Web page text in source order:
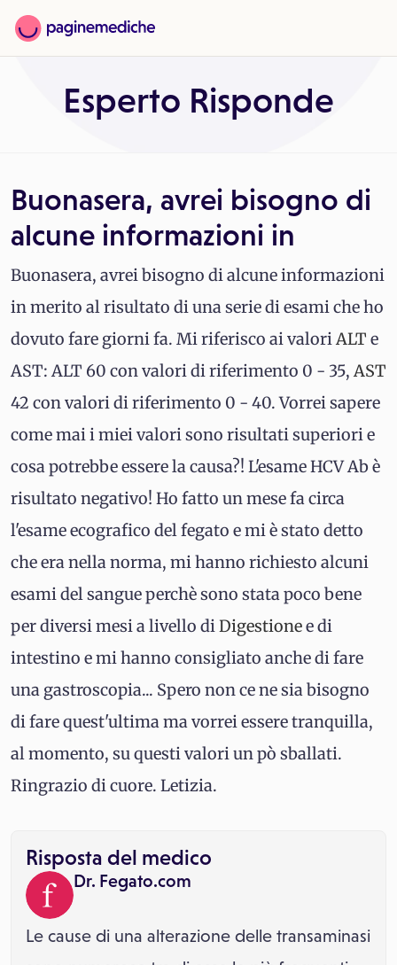
Esperto Risponde
Buonasera, avrei bisogno di
alcune informazioni in
Buonasera, avrei bisogno di alcune informazioni
in merito al risultato di una serie di esami che ho
dovuto fare giorni fa. Mi riferisco ai valoriALT e
AST: ALT 60 con valori di riferimento 0 - 35, AST
42 con valori di riferimento 0 - 40. Vorrei sapere
come mai i miei valori sono risultati superiori e
cosa potrebbe essere la causa?! L'esame HCV Ab è
risultato negativo! Ho fatto un mese fa circa
l'esame ecografico del fegato e mi è stato detto
che era nella norma, mi hanno richiesto alcuni
esami del sangue perchè sono stata poco bene
per diversi mesi a livello diDigestionee di
intestino e mi hanno consigliato anche di fare
una gastroscopia... Spero non ce ne sia bisogno
di fare quest'ultima ma vorrei essere tranquilla,
al momento, su questi valori un pò sballati.
Ringrazio di cuore. Letizia.
Risposta del medico
Dr. Fegato.com
Le cause di una alterazione delle transaminasi